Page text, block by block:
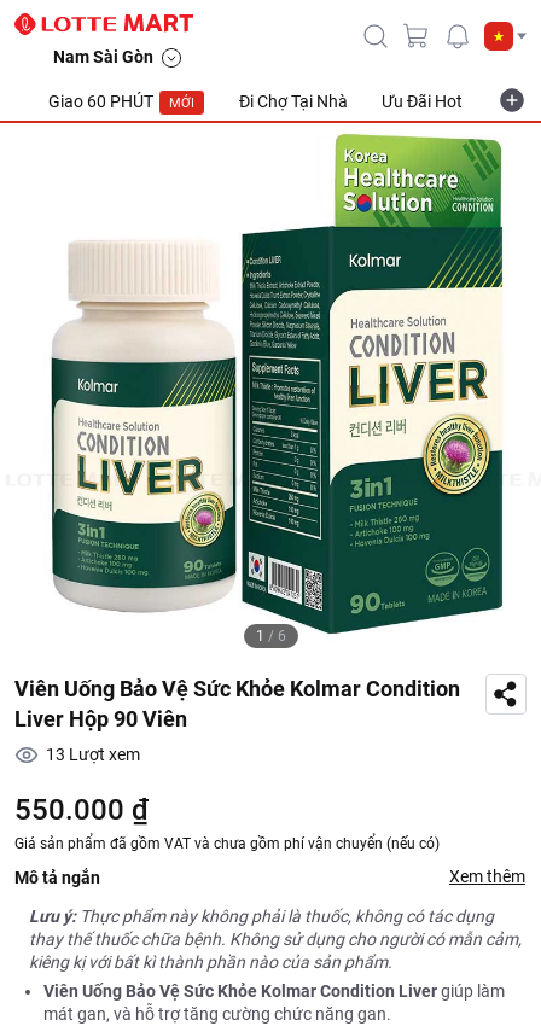
Nam Sài Gòn
Giao 60 PHÚT MỚI Đi Chợ Tại Nhà Ưu Đãi Hot
1 / 6
Viên Uống Bảo Vệ Sức Khỏe Kolmar Condition
Liver Hộp 90 Viên
13 Lượt xem
550.000 ₫
Giá sản phẩm đã gồm VAT và chưa gồm phí vận chuyển (nếu có)
Mô tả ngắn Xem thêm
Lưu ý:Thực phẩm này không phải là thuốc, không có tác dụng
thay thế thuốc chữa bệnh. Không sử dụng cho người có mẫn cảm,
kiêng kị với bất kì thành phần nào của sản phẩm.
Viên Uống Bảo Vệ Sức Khỏe Kolmar Condition Livergiúp làm
mát gan, và hỗ trợ tăng cường chức năng gan.